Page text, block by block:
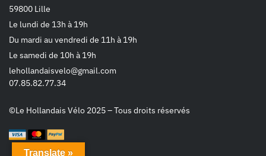
59800 Lille
Le lundi de 13h à 19h
Du mardi au vendredi de 11h à 19h
Le samedi de 10h à 19h
lehollandaisvelo@gmail.com
07.85.82.77.34
©Le Hollandais Vélo 2025 – Tous droits réservés
Translate »